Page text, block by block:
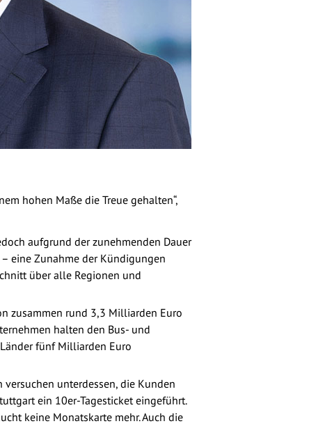
hohen Maße die Treue gehalten“,
aufgrund der zunehmenden Dauer
eine Zunahme der Kündigungen
über alle Regionen und
zusammen rund 3,3 Milliarden Euro
halten den Bus- und
fünf Milliarden Euro
unterdessen, die Kunden
ein 10er-Tagesticket eingeführt.
keine Monatskarte mehr. Auch die